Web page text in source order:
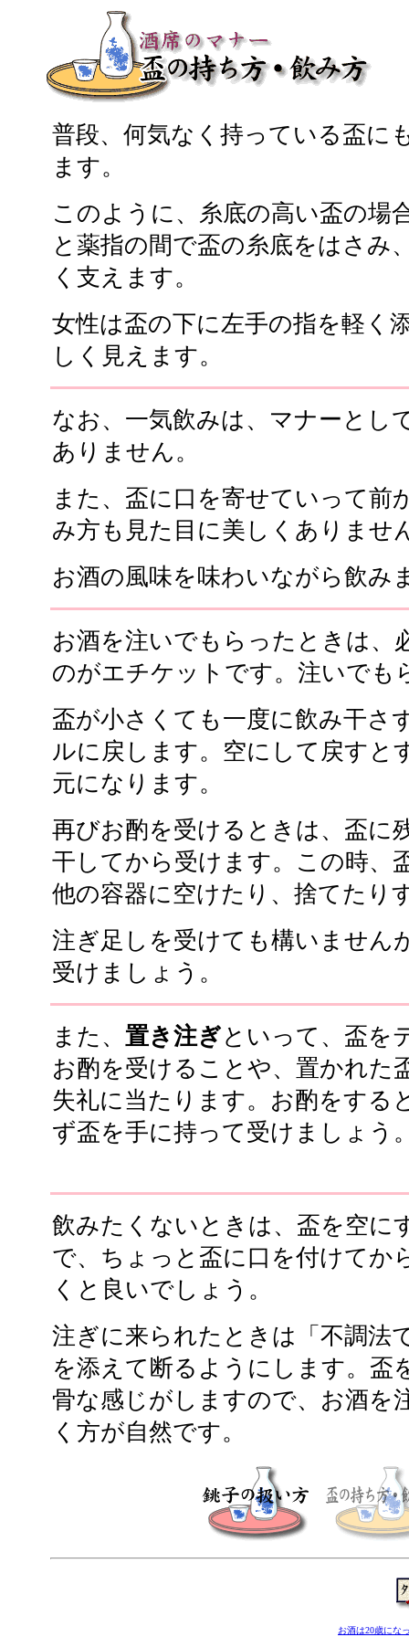
普段、何気なく持っている盃に
ます。
このように、糸底の高い盃の場
と薬指の間で盃の糸底をはさみ
く支えます。
女性は盃の下に左手の指を軽く
しく見えます。
なお、一気飲みは、マナーとし
ありません。
また、盃に口を寄せていって前
み方も見た目に美しくありませ
お酒の風味を味わいながら飲み
お酒を注いでもらったときは、
のがエチケットです。注いでも
盃が小さくても一度に飲み干さ
ルに戻します。空にして戻すと
元になります。
再びお酌を受けるときは、盃に
干してから受けます。この時、
他の容器に空けたり、捨てたり
注ぎ足しを受けても構いません
受けましょう。
また、 置き注ぎといって、盃を
お酌を受けることや、置かれた
失礼に当たります。お酌をする
ず盃を手に持って受けましょう
飲みたくないときは、盃を空に
で、ちょっと盃に口を付けてか
くと良いでしょう。
注ぎに来られたときは「不調法
を添えて断るようにします。盃
骨な感じがしますので、お酒を
く方が自然です。
お酒は20歳にな